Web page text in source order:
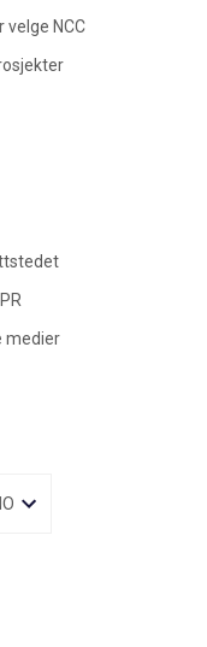
velge NCC
medier